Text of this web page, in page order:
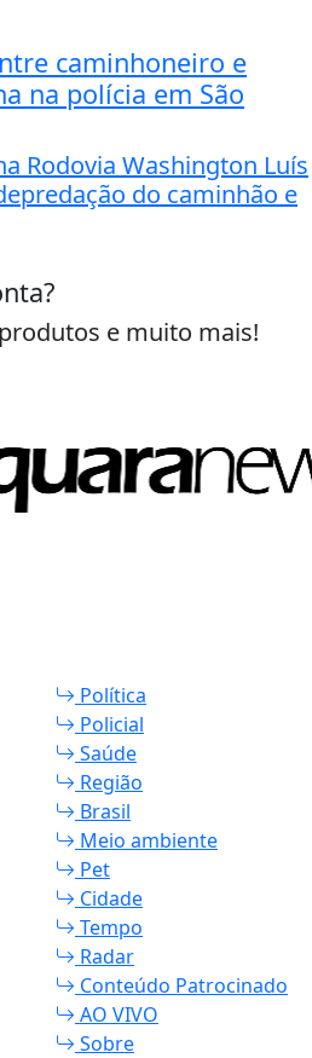
caminhoneiro e
na polícia em São
Rodovia Washington Luís
do caminhão e
e muito mais!
Política
Policial
Saúde
Região
Brasil
Meio ambiente
Pet
Cidade
Tempo
Radar
Conteúdo Patrocinado
AO VIVO
Sobre